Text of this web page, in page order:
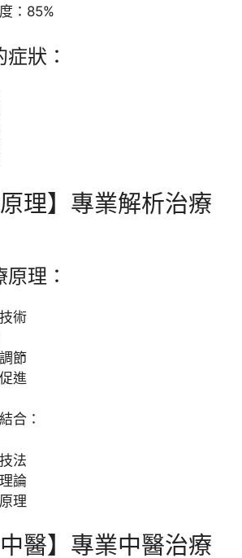
：85%
狀：
原理】專業解析治療
理：
術
節
進
合：
法
論
理
中醫】專業中醫治療